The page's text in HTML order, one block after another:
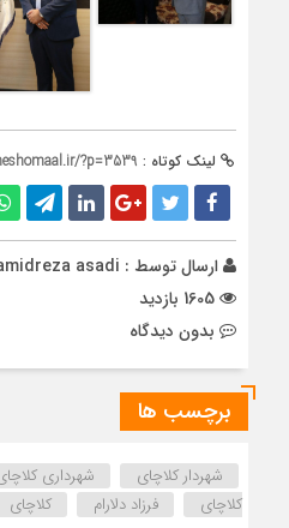
لینک کوتاه : ?p=3539
ارسال توسط : asadi
بدون دیدگاه
برچسب ها
شهردار کلاچای شهرداری
کلاچای
فرزاد دلارام کلاچای